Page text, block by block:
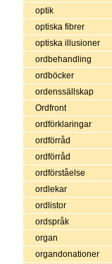
optik
optiska fibrer
optiska illusioner
ordbehandling
ordböcker
ordenssällskap
Ordfront
ordförklaringar
ordförråd
ordförråd
ordförståelse
ordlekar
ordlistor
ordspråk
organ
organdonationer